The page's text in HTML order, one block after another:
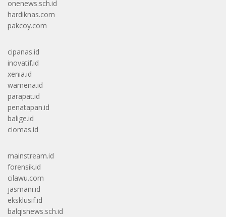
onenews.sch.id
hardiknas.com
pakcoy.com
cipanas.id
inovatif.id
xenia.id
wamena.id
parapat.id
penatapan.id
balige.id
ciomas.id
mainstream.id
forensik.id
cilawu.com
jasmani.id
eksklusif.id
balqisnews.sch.id